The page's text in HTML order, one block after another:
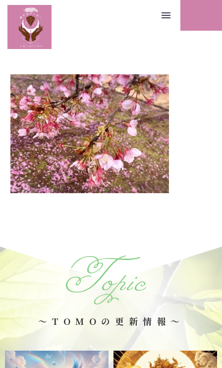
Topic
～TOMOの更新情報～